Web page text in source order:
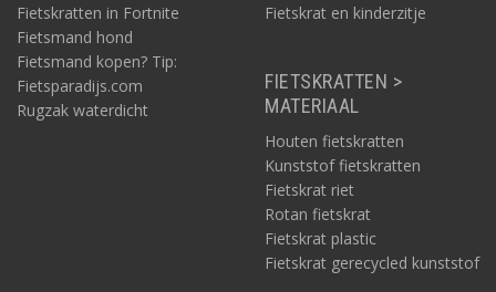
Fietskratten in Fortnite
Fietsmand hond
Fietsmand kopen? Tip:
Fietsparadijs.com
Rugzak waterdicht
Fietskrat en kinderzitje
FIETSKRATTEN >
MATERIAAL
Houten fietskratten
Kunststof fietskratten
Fietskrat riet
Rotan fietskrat
Fietskrat plastic
Fietskrat gerecycled kunststof